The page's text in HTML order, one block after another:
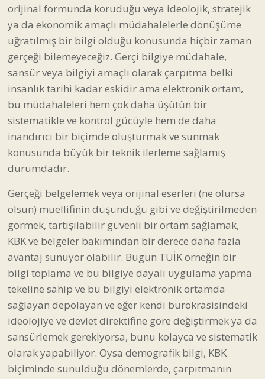
orijinal formunda koruduğu veya ideolojik, stratejik
ya da ekonomik amaçlı müdahalelerle dönüşüme
uğratılmış bir bilgi olduğu konusunda hiçbir zaman
gerçeği bilemeyeceğiz. Gerçi bilgiye müdahale,
sansür veya bilgiyi amaçlı olarak çarpıtma belki
insanlık tarihi kadar eskidir ama elektronik ortam,
bu müdahaleleri hem çok daha üşütün bir
sistematikle ve kontrol gücüyle hem de daha
inandırıcı bir biçimde oluşturmak ve sunmak
konusunda büyük bir teknik ilerleme sağlamış
durumdadır.
Gerçeği belgelemek veya orijinal eserleri (ne olursa
olsun) müellifinin düşündüğü gibi ve değiştirilmeden
görmek, tartışılabilir güvenli bir ortam sağlamak,
KBK ve belgeler bakımından bir derece daha fazla
avantaj sunuyor olabilir. Bugün TÜİK örneğin bir
bilgi toplama ve bu bilgiye dayalı uygulama yapma
tekeline sahip ve bu bilgiyi elektronik ortamda
sağlayan depolayan ve eğer kendi bürokrasisindeki
ideolojiye ve devlet direktifine göre değiştirmek ya da
sansürlemek gerekiyorsa, bunu kolayca ve sistematik
olarak yapabiliyor. Oysa demografik bilgi, KBK
biçiminde sunulduğu dönemlerde, çarpıtmanın